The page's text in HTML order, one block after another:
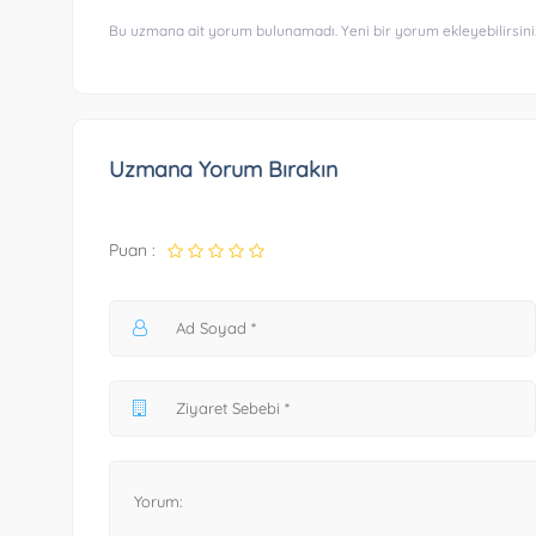
Bu uzmana ait yorum bulunamadı. Yeni bir yorum
Uzmana Yorum Bırakın
Puan :